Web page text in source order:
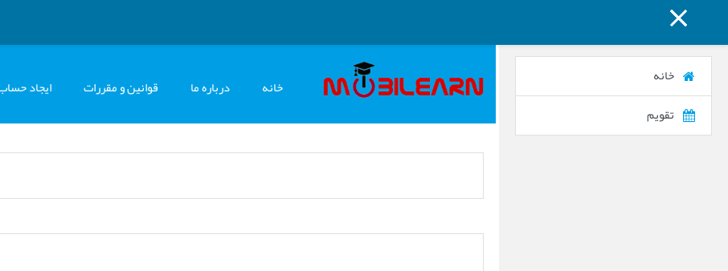
پنل کناری
خانه درباره ما قوانین و مقررات ایجاد
خانه
تقویم